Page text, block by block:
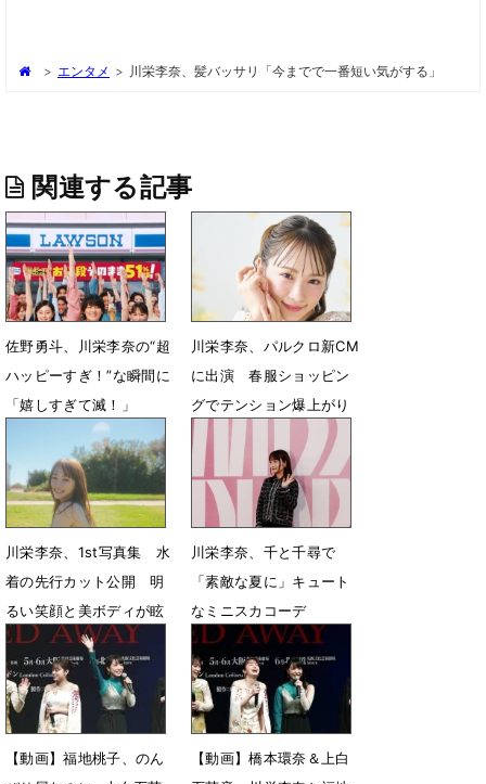
> エンタメ > 川栄李奈、髪バッサリ「今までで一番短い気がする」
関連する記事
佐野勇斗、川栄李奈の“超
ハッピーすぎ！”な瞬間に
「嬉しすぎて滅！」
5月25日 18時00分
川栄李奈、パルクロ新CM
に出演 春服ショッピン
グでテンション爆上がり
2月11日 04時36分
川栄李奈、1st写真集 水
着の先行カット公開 明
るい笑顔と美ボディが眩
しい
7月6日 20時15分
川栄李奈、千と千尋で
「素敵な夏に」キュート
なミニスカコーデ
6月14日 09時36分
【動画】福地桃子、のん
【動画】橋本環奈＆上白